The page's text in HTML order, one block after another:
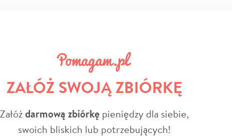
ZAŁÓŻ SWOJĄ ZBIÓRKĘ
Załóżdarmową zbiórkępieniędzy dla siebie,
swoich bliskich lub potrzebujących!